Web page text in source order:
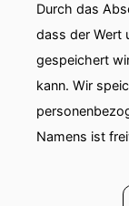
Durch das
dass der Wert
gespeichert
kann. Wir
Namens ist